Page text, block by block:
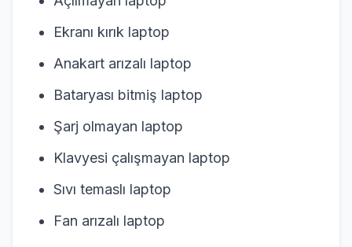
Ekranı kırık laptop
Anakart arızalı laptop
Bataryası bitmiş laptop
Şarj olmayan laptop
Klavyesi çalışmayan laptop
Sıvı temaslı laptop
Fan arızalı laptop